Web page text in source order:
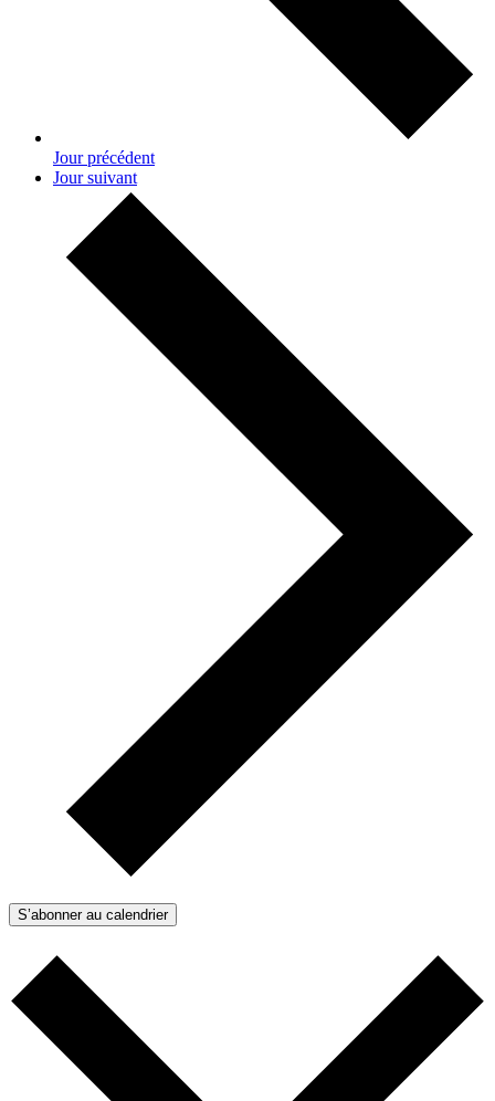
Jour précédent
Jour suivant
S’abonner au calendrier